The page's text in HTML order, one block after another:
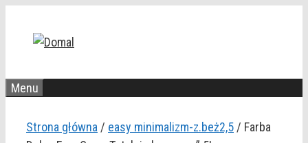
Menu
Strona główna / easy minimalizm-z.beż2,5 / Farba